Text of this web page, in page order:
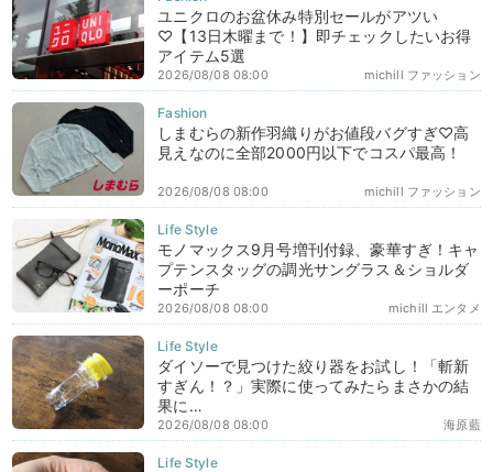
ユニクロのお盆休み特別セールがアツい
♡【13日木曜まで！】即チェックしたいお得
アイテム5選
michill ファッション
2026/08/08 08:00
しまむらの新作羽織りがお値段バグすぎ♡高
見えなのに全部2000円以下でコスパ最高！
michill ファッション
2026/08/08 08:00
モノマックス9月号増刊付録、豪華すぎ！キャ
プテンスタッグの調光サングラス＆ショルダ
ーポーチ
michill エンタメ
2026/08/08 08:00
ダイソーで見つけた絞り器をお試し！「斬新
すぎん！？」実際に使ってみたらまさかの結
果に…
海原藍
2026/08/08 08:00